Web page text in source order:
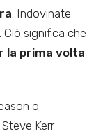
. Indovinate
significa che
la prima volta
o
Kerr